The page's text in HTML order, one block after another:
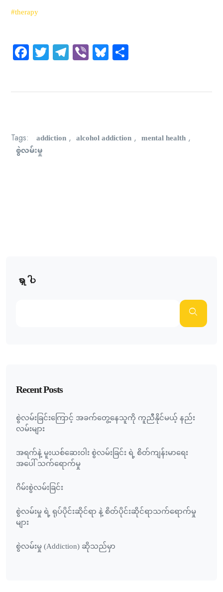
#therapy
FacebookTwitter TelegramViber Bluesky
Tags: addiction , alcohol addiction , mental health ,
စွဲလမ်းမှု
ရှာပါ
Recent Posts
စွဲလမ်းခြင်းကြောင့် အခက်တွေ့နေသူကို ကူညီနိုင်မယ့် နည်း
လမ်းများ
အရက်နဲ့ မူးယစ်ဆေးဝါး စွဲလမ်းခြင်း ရဲ့ စိတ်ကျန်းမာရေး
အပေါ် သက်ရောက်မှု
ဂိမ်းစွဲလမ်းခြင်း
စွဲလမ်းမှု ရဲ့ ရုပ်ပိုင်းဆိုင်ရာ နဲ့ စိတ်ပိုင်းဆိုင်ရာသက်ရောက်မှု
များ
စွဲလမ်းမှု (Addiction) ဆိုသည်မှာ